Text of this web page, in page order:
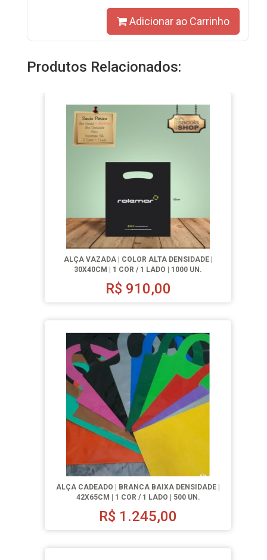
Adicionar ao Carrinho
Produtos Relacionados:
ALÇA VAZADA | COLOR ALTA DENSIDADE |
30X40CM | 1 COR / 1 LADO | 1000 UN.
R$ 910,00
ALÇA CADEADO | BRANCA BAIXA DENSIDADE |
42X65CM | 1 COR / 1 LADO | 500 UN.
R$ 1.245,00